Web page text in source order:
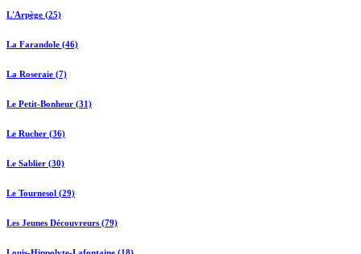
L'Arpège (25)
La Farandole (46)
La Roseraie (7)
Le Petit-Bonheur (31)
Le Rucher (36)
Le Sablier (30)
Le Tournesol (29)
Les Jeunes Découvreurs (79)